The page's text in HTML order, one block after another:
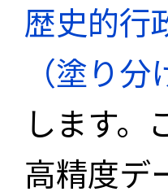
歴史的行
（塗り分
します。
高精度デ